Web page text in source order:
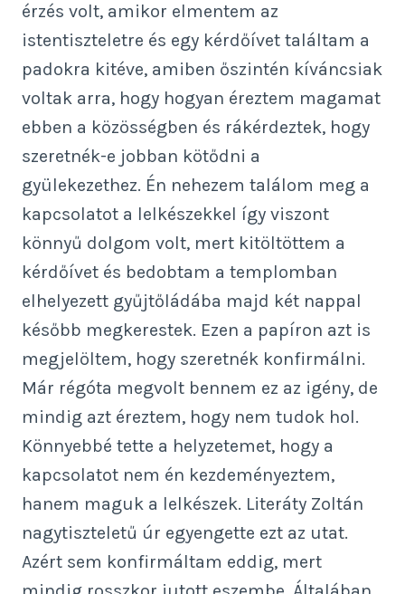
érzés volt, amikor elmentem az
istentiszteletre és egy kérdőívet találtam a
padokra kitéve, amiben őszintén kíváncsiak
voltak arra, hogy hogyan éreztem magamat
ebben a közösségben és rákérdeztek, hogy
szeretnék-e jobban kötődni a
gyülekezethez. Én nehezem találom meg a
kapcsolatot a lelkészekkel így viszont
könnyű dolgom volt, mert kitöltöttem a
kérdőívet és bedobtam a templomban
elhelyezett gyűjtőládába majd két nappal
később megkerestek. Ezen a papíron azt is
megjelöltem, hogy szeretnék konfirmálni.
Már régóta megvolt bennem ez az igény, de
mindig azt éreztem, hogy nem tudok hol.
Könnyebbé tette a helyzetemet, hogy a
kapcsolatot nem én kezdeményeztem,
hanem maguk a lelkészek. Literáty Zoltán
nagytiszteletű úr egyengette ezt az utat.
Azért sem konfirmáltam eddig, mert